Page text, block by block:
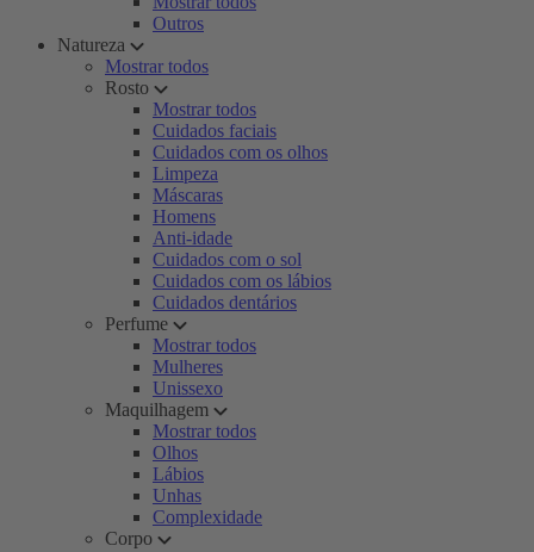
Outros
Natureza
Mostrar todos
Rosto
Mostrar todos
Cuidados faciais
Cuidados com os olhos
Limpeza
Máscaras
Homens
Anti-idade
Cuidados com o sol
Cuidados com os lábios
Cuidados dentários
Perfume
Mostrar todos
Mulheres
Unissexo
Maquilhagem
Mostrar todos
Olhos
Lábios
Unhas
Complexidade
Corpo